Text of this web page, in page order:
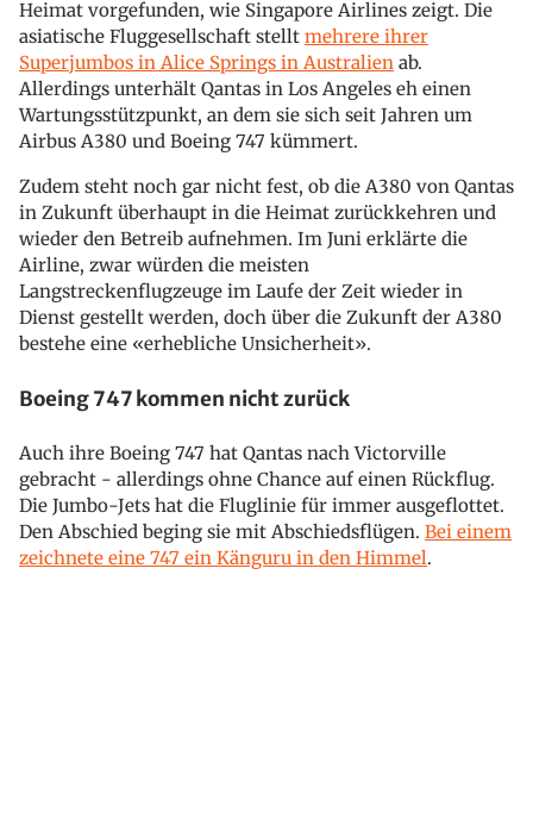
Heimat vorgefunden, wie Singapore Airlines zeigt. Die
asiatische Fluggesellschaft stellt mehrere ihrer
Superjumbos in Alice Springs in Australien ab.
Allerdings unterhält Qantas in Los Angeles eh einen
Wartungsstützpunkt, an dem sie sich seit Jahren um
Airbus A380 und Boeing 747 kümmert.
Zudem steht noch gar nicht fest, ob die A380 von Qantas
in Zukunft überhaupt in die Heimat zurückkehren und
wieder den Betreib aufnehmen. Im Juni erklärte die
Airline, zwar würden die meisten
Langstreckenflugzeuge im Laufe der Zeit wieder in
Dienst gestellt werden, doch über die Zukunft der A380
bestehe eine «erhebliche Unsicherheit».
Boeing 747 kommen nicht zurück
Auch ihre Boeing 747 hat Qantas nach Victorville
gebracht - allerdings ohne Chance auf einen Rückflug.
Die Jumbo-Jets hat die Fluglinie für immer ausgeflottet.
Den Abschied beging sie mit Abschiedsflügen. Bei einem
zeichnete eine 747 ein Känguru in den Himmel.